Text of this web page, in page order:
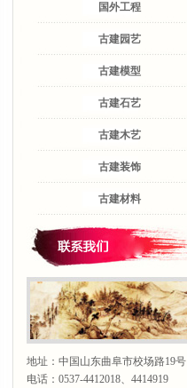
国外工程
古建园艺
古建模型
古建石艺
古建木艺
古建装饰
古建材料
地址：中国山东曲阜市校场路19号
电话：0537-4412018、4414919